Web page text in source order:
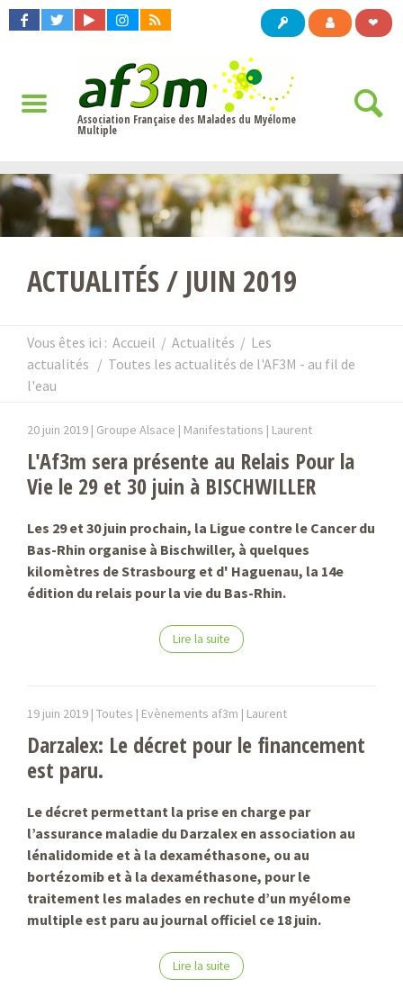
❤
Association Française des Malades du Myélome
Multiple
ACTUALITÉS / JUIN 2019
Vous êtes ici : Accueil / Actualités / Les
actualités / Toutes les actualités de l'AF3M - au fil de
l'eau
20 juin 2019 | Groupe Alsace | Manifestations | Laurent
L'Af3m sera présente au Relais Pour la
Vie le 29 et 30 juin à BISCHWILLER
Les 29 et 30 juin prochain, la Ligue contre le Cancer du
Bas-Rhin organise à Bischwiller, à quelques
kilomètres de Strasbourg et d' Haguenau, la 14e
édition du relais pour la vie du Bas-Rhin.
Lire la suite
19 juin 2019 | Toutes | Evènements af3m | Laurent
Darzalex: Le décret pour le financement
est paru.
Le décret permettant la prise en charge par
l’assurance maladie du Darzalex en association au
lénalidomide et à la dexaméthasone, ou au
bortézomib et à la dexaméthasone, pour le
traitement les malades en rechute d’un myélome
multiple est paru au journal officiel ce 18 juin.
Lire la suite